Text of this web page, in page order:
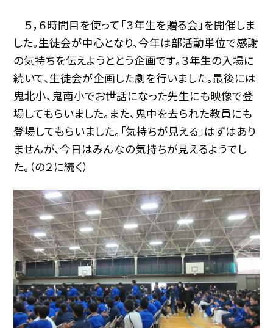
５，６時間目を使って「３年生を贈る会」を開催しま
した。生徒会が中心となり、今年は部活動単位で感謝
の気持ちを伝えようととう企画です。３年生の入場に
続いて、生徒会が企画した劇を行いました。最後には
鬼北小、鬼南小でお世話になった先生にも映像で登
場してもらいました。また、鬼中を去られた教員にも
登場してもらいました。「気持ちが見える」はずはあり
ませんが、今日はみんなの気持ちが見えるようでし
た。（の２に続く）